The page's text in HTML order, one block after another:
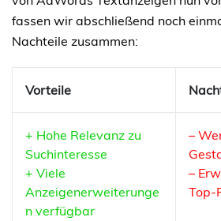
fassen wir abschließend noch
Nachteile zusammen:
Vorteile
+ Hohe Relevanz zu
Suchinteresse
+ Viele
Anzeigenerweiterunge
n verfügbar
–
–
Top-